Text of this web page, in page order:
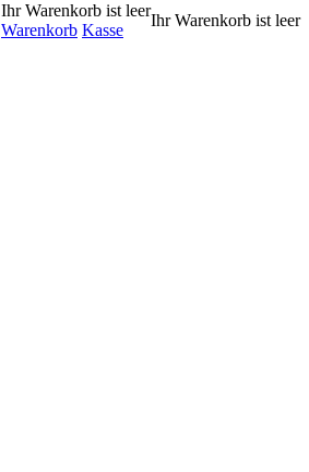
Ihr Warenkorb ist leer
Warenkorb Kasse
Ihr Warenkorb ist leer